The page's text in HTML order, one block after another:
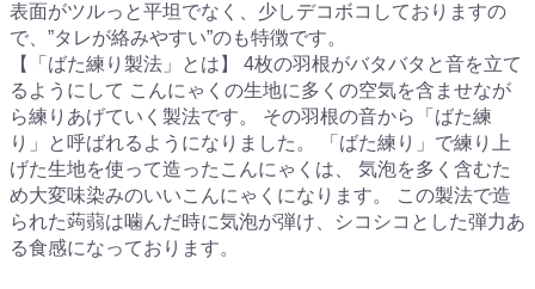
表面がツルっと平坦でなく、少しデコボコしておりますの
で、”タレが絡みやすい”のも特徴です。
【「ばた練り製法」とは】 4枚の羽根がバタバタと音を立て
るようにして こんにゃくの生地に多くの空気を含ませなが
ら練りあげていく製法です。 その羽根の音から「ばた練
り」と呼ばれるようになりました。 「ばた練り」で練り上
げた生地を使って造ったこんにゃくは、 気泡を多く含むた
め大変味染みのいいこんにゃくになります。 この製法で造
られた蒟蒻は噛んだ時に気泡が弾け、シコシコとした弾力あ
る食感になっております。